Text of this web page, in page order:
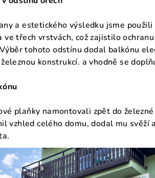
a estetického výsledku jsme
třech vrstvách, což zajistilo
tohoto odstínu dodal balkónu
konstrukcí. a vhodně se
plaňky namontovali zpět do
vzhled celého domu, dodal mu svěží